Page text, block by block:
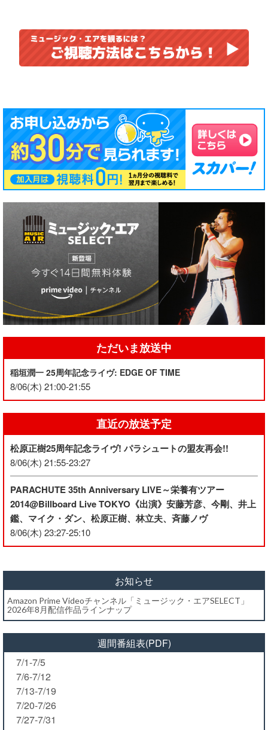
ただいま放送中
稲垣潤一 25周年記念ライヴ: EDGE OF TIME
8/06(木) 21:00-21:55
直近の放送予定
松原正樹25周年記念ライヴ! パラシュートの盟友再会!!
8/06(木) 21:55-23:27
PARACHUTE 35th Anniversary LIVE～栄養有ツアー
2014@Billboard Live TOKYO《出演》安藤芳彦、今剛、井上
鑑、マイク・ダン、松原正樹、林立夫、斉藤ノヴ
8/06(木) 23:27-25:10
お知らせ
Amazon Prime Videoチャンネル「ミュージック・エアSELECT」
2026年8月配信作品ラインナップ
週間番組表(PDF)
7/1-7/5
7/6-7/12
7/13-7/19
7/20-7/26
7/27-7/31